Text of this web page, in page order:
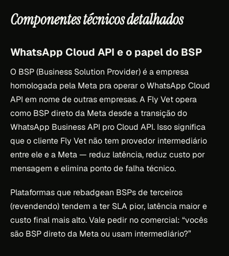
Componentes técnicos detalhados
WhatsApp Cloud API e o papel do BSP
O BSP (Business Solution Provider) é a empresa
homologada pela Meta pra operar o WhatsApp Cloud
API em nome de outras empresas. A Fly Vet opera
como BSP direto da Meta desde a transição do
WhatsApp Business API pro Cloud API. Isso significa
que o cliente Fly Vet não tem provedor intermediário
entre ele e a Meta — reduz latência, reduz custo por
mensagem e elimina ponto de falha técnico.
Plataformas que rebadgean BSPs de terceiros
(revendendo) tendem a ter SLA pior, latência maior e
custo final mais alto. Vale pedir no comercial: “vocês
são BSP direto da Meta ou usam intermediário?”